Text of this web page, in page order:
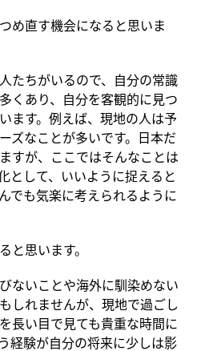
め直す機会になると思いま
たちがいるので、自分の常識
くあり、自分を客観的に見つ
ます。例えば、現地の人は予
ズなことが多いです。日本だ
すが、ここではそんなことは
として、いいように捉えると
でも気楽に考えられるように
と思います。
ないことや海外に馴染めない
しれませんが、現地で過ごし
長い目で見ても貴重な時間に
経験が自分の将来に少しは影